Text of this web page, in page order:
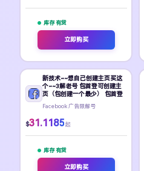
库存 有货
立即购买
新技术~~想自己创建主页买这
个~~3解老号 包首登可创建主
页（包创建一个最少） 包首登
Facebook 广告限解号
$31.1185 起
库存 有货
立即购买